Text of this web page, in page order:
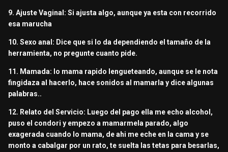
9. Ajuste Vaginal: Si ajusta algo, aunque ya esta con recorrido
esa marucha
10. Sexo anal: Dice que si lo da dependiendo el tamaño de la
herramienta, no pregunte cuanto pide.
11. Mamada: lo mama rapido lengueteando, aunque se le nota
fingidaza al hacerlo, hace sonidos al mamarla y dice algunas
palabras..
12. Relato del Servicio: Luego del pago ella me echo alcohol,
puso el condori y empezo a mamarmela parado, algo
exagerada cuando lo mama, de ahi me eche en la cama y se
monto a cabalgar por un rato, te suelta las tetas para besarlas,